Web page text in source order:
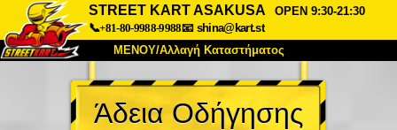
STREET KART ASAKUSA
OPEN 9:30-21:30
📞+81-80-9988-9988📧 shina@kart.st
ΜΕΝΟΥ/Αλλαγή Καταστήματος
ΚΥΡΙΩΣ
Σχετικά Προδιαγραφές Τιμές
Άδεια Οδήγησης